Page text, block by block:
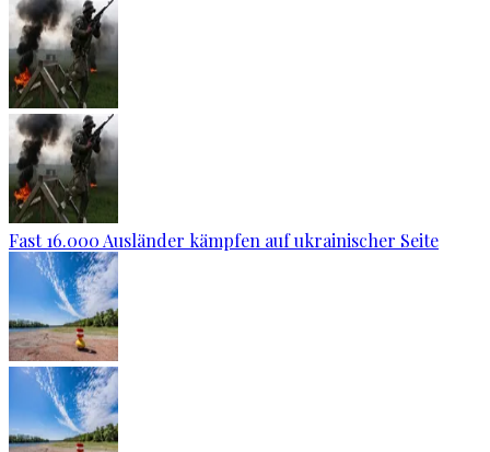
Fast 16.000 Ausländer kämpfen auf ukrainischer Seite